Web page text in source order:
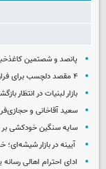
پانصد و شصتمین
۴ مقصد دلچسب برای فرار از گرما و شلوغی تهران
بازار لبنیات در
سعید آقاخانی و
سایه سنگین خودکشی بر
آیینه در بازار
ادای احترام اهالی